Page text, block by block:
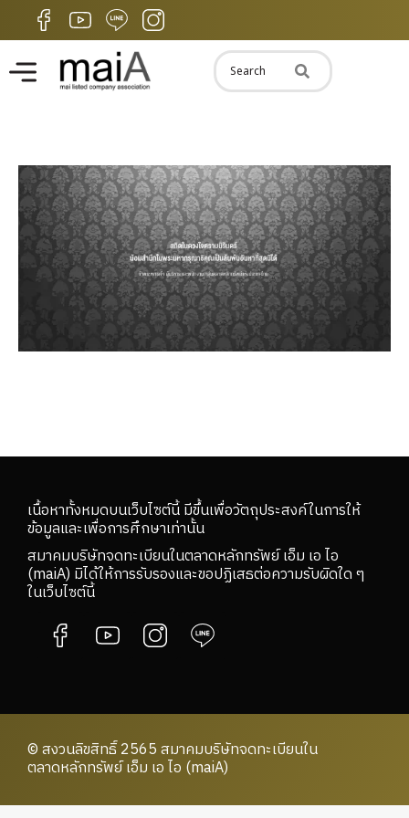
เนื้อหาทั้งหมดบนเว็บไซต์นี้ มีขึ้นเพื่อวัตถุประสงค์ในการให้
ข้อมูลและเพื่อการศึกษาเท่านั้น
สมาคมบริษัทจดทะเบียนในตลาดหลักทรัพย์ เอ็ม เอ ไอ
(maiA) มิได้ให้การรับรองและขอปฏิเสธต่อความรับผิดใด ๆ
ในเว็บไซต์นี้
© สงวนลิขสิทธิ์ 2565 สมาคมบริษัทจดทะเบียนใน
ตลาดหลักทรัพย์ เอ็ม เอ ไอ (maiA)